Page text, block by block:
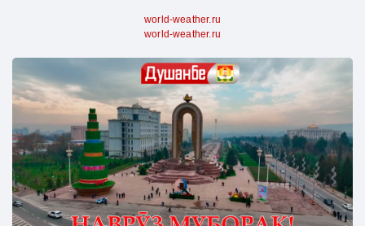
world-weather.ru
world-weather.ru